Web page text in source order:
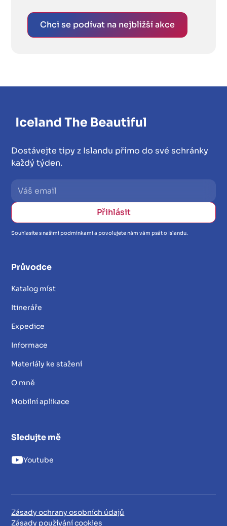
Chci se podívat na nejbližší akce
Dostávejte tipy z Islandu přímo do své schránky
každý týden.
Souhlasíte s našimi podmínkami a povolujete nám vám psát o Islandu.
Průvodce
Katalog míst
Itineráře
Expedice
Informace
Materiály ke stažení
O mně
Mobilní aplikace
Sledujte mě
Youtube
Zásady ochrany osobních údajů
Zásady používání cookies